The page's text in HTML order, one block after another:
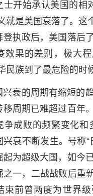
士开始承认美国的相
就是美国衰落了。这
登执政后，美国落后
效果的差别，极大
民族到了最危险的时
兴衰的周期有缩短的
移周期已难超过百年
争成败的频繁变化和
兴衰不断发生。号称
起为超级大国，如今
之一，二战战败后重
束前曾两度为世界